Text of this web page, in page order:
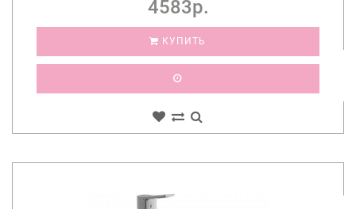
4583р.
КУПИТЬ